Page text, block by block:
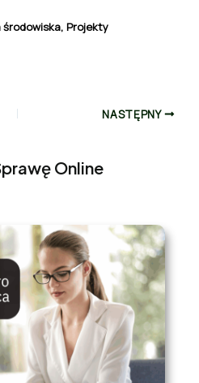
Projekty
NASTĘPNY
Online